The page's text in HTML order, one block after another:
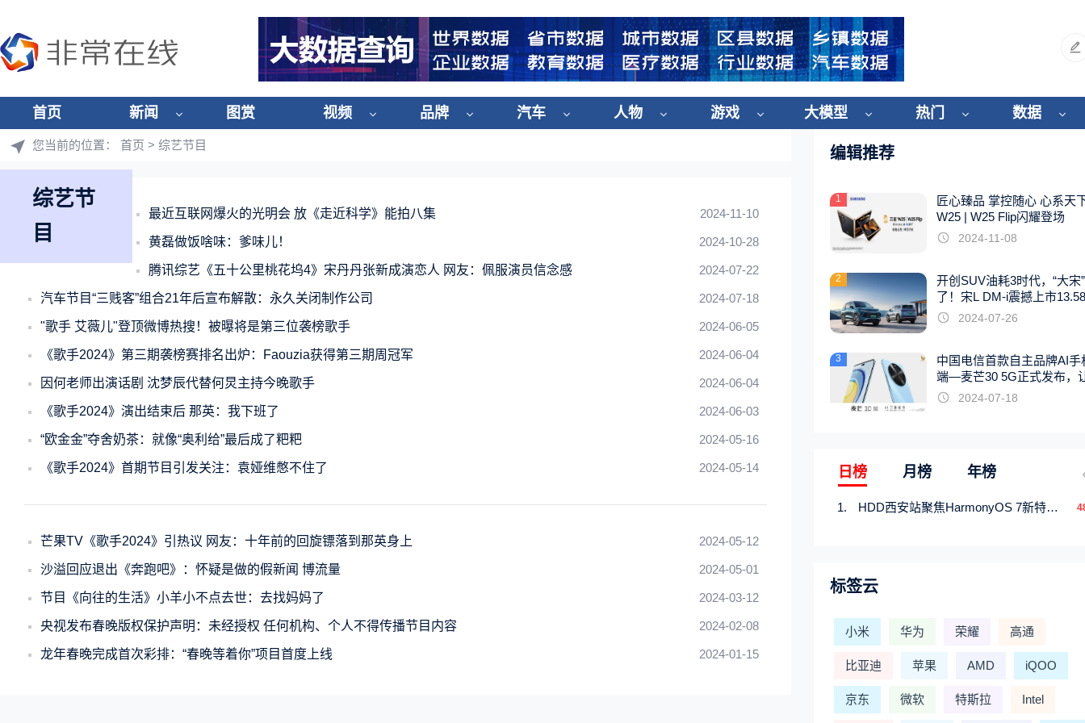
首页 新闻 图赏 视频 品牌 汽车 人物 游戏 大模型 热门 数据
您当前的位置： 首页 > 综艺节目
综艺节
目
2024-11-10
最近互联网爆火的光明会 放《走近科学》能拍八集
2024-10-28
黄磊做饭啥味：爹味儿！
2024-07-22
腾讯综艺《五十公里桃花坞4》宋丹丹张新成演恋人 网友：佩服演员信念感
2024-07-18
汽车节目“三贱客”组合21年后宣布解散：永久关闭制作公司
2024-06-05
"歌手 艾薇儿"登顶微博热搜！被曝将是第三位袭榜歌手
2024-06-04
《歌手2024》第三期袭榜赛排名出炉：Faouzia获得第三期周冠军
2024-06-04
因何老师出演话剧 沈梦辰代替何炅主持今晚歌手
2024-06-03
《歌手2024》演出结束后 那英：我下班了
2024-05-16
“欧金金”夺舍奶茶：就像“奥利给”最后成了粑粑
2024-05-14
《歌手2024》首期节目引发关注：袁娅维憋不住了
2024-05-12
芒果TV《歌手2024》引热议 网友：十年前的回旋镖落到那英身上
2024-05-01
沙溢回应退出《奔跑吧》：怀疑是做的假新闻 博流量
2024-03-12
节目《向往的生活》小羊小不点去世：去找妈妈了
2024-02-08
央视发布春晚版权保护声明：未经授权 任何机构、个人不得传播节目内容
2024-01-15
龙年春晚完成首次彩排：“春晚等着你”项目首度上线
编辑推荐
1
匠心臻品 掌控随心 心系天
W25 | W25 Flip闪耀登场
2024-11-08
2
开创SUV油耗3时代，“大宋
了！宋L DM-i震撼上市
起
2024-07-26
3
中国电信首款自主品牌AI手
端—麦芒30 5G正式发布，
触手可及2024-07-18
日榜 月榜 年榜
HDD西安站聚焦HarmonyOS 7新特性，解锁从互联到智能的应用开发新范式
标签云
小米 华为 荣耀 高通
比亚迪 苹果 AMD iQOO
京东 微软 特斯拉 Intel